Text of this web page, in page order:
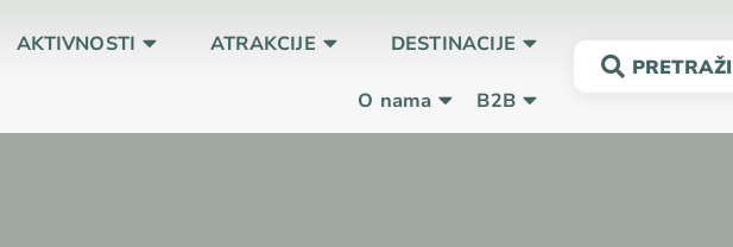
AKTIVNOSTI ATRAKCIJE DESTINACIJE
O nama B2B
PRETRAŽI